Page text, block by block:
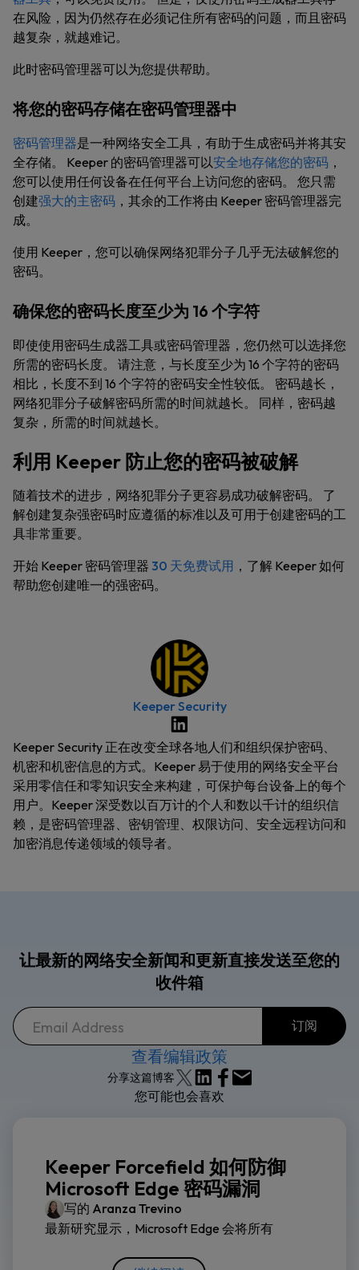
在风险，因为仍然存在必须记住所有密码的问题，而且密码
越复杂，就越难记。
此时密码管理器可以为您提供帮助。
将您的密码存储在密码管理器中
密码管理器是一种网络安全工具，有助于生成密码并将其安
全存储。 Keeper 的密码管理器可以安全地存储您的密码 ，
您可以使用任何设备在任何平台上访问您的密码。 您只需
创建强大的主密码 ，其余的工作将由 Keeper 密码管理器完
成。
使用 Keeper，您可以确保网络犯罪分子几乎无法破解您的
密码。
确保您的密码长度至少为 16 个字符
即使使用密码生成器工具或密码管理器，您仍然可以选择您
所需的密码长度。 请注意，与长度至少为 16 个字符的密码
相比，长度不到 16 个字符的密码安全性较低。 密码越长，
网络犯罪分子破解密码所需的时间就越长。 同样，密码越
复杂，所需的时间就越长。
利用 Keeper 防止您的密码被破解
随着技术的进步，网络犯罪分子更容易成功破解密码。 了
解创建复杂强密码时应遵循的标准以及可用于创建密码的工
具非常重要。
开始 Keeper 密码管理器 30 天免费试用 ，了解 Keeper 如何
帮助您创建唯一的强密码。
Keeper Security
Keeper Security 正在改变全球各地人们和组织保护密码、
机密和机密信息的方式。Keeper 易于使用的网络安全平台
采用零信任和零知识安全来构建，可保护每台设备上的每个
用户。Keeper 深受数以百万计的个人和数以千计的组织信
赖，是密码管理器、密钥管理、权限访问、安全远程访问和
加密消息传递领域的领导者。
让最新的网络安全新闻和更新直接发送至您的
收件箱
查看编辑政策
分享这篇博客
您可能也会喜欢
Keeper Forcefield 如何防御
Microsoft Edge 密码漏洞
写的 Aranza Trevino
最新研究显示，Microsoft Edge 会将所有